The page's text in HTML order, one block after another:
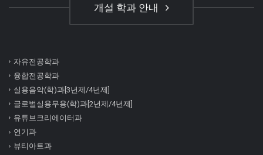
개설 학과 안내
자유전공학과
융합전공학과
실용음악(학)과[3년제/4년제]
글로벌실용무용(학)과[2년제/4년제]
유튜브크리에이터과
연기과
뷰티아트과